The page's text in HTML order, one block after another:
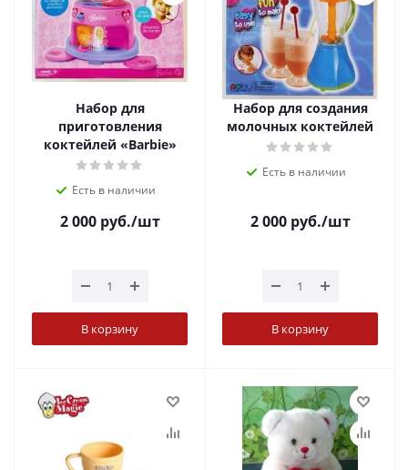
Набор для
приготовления
коктейлей «Barbie»
Есть в наличии
2 000руб./шт
В корзину
Набор для создания
молочных коктейлей
Есть в наличии
2 000руб./шт
В корзину